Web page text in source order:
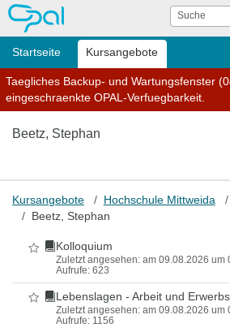
OPAL Suche
Startseite Kursangebote
Taegliches Backup- und Wartungsfenster
eingeschraenkte OPAL-Verfuegbarkeit.
Beetz, Stephan
Kursangebote Hochschule Mittweida
Beetz, Stephan
Als Favorit markieren
Kolloquium
Zuletzt angesehen: am 09.08.2026 um
Aufrufe: 623
Als Favorit markieren
Lebenslagen - Arbeit und
Zuletzt angesehen: am 09.08.2026 um
Aufrufe: 1156